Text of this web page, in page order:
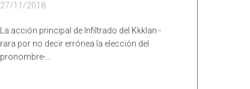
27/11/2018
La acción principal de Infiltrado del Kkklan -
rara por no decir errónea la elección del
pronombre-…